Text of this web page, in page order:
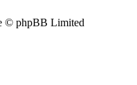
© phpBB Limited